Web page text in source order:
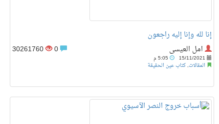
إنا لله وإنا إليه راجعون
امل العيسى
15/11/2021
المقالات, كتاب عين الحقيقة
30261760